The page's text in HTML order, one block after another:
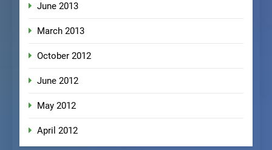
June 2013
March 2013
October 2012
June 2012
May 2012
April 2012